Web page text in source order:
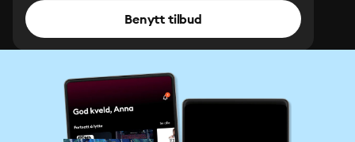
Benytt tilbud